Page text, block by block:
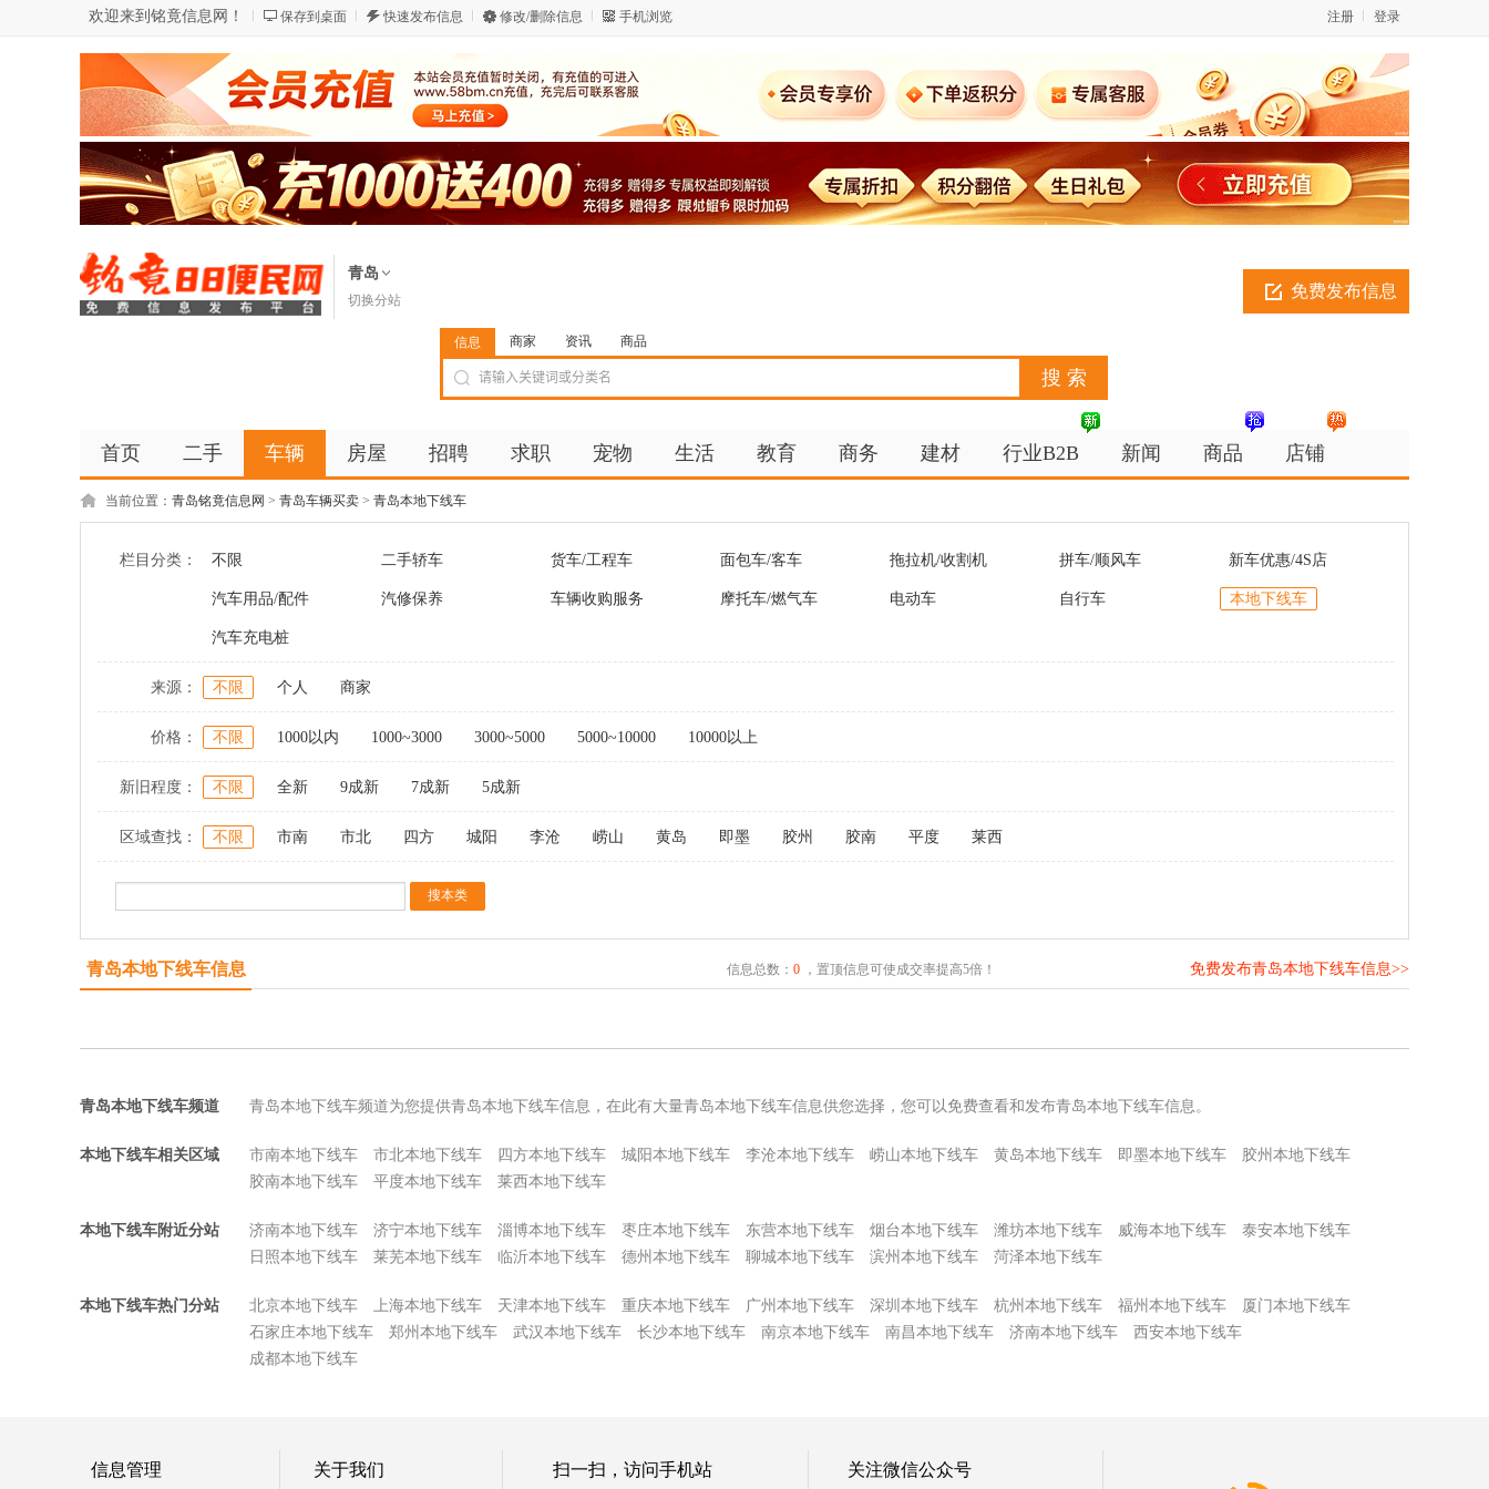
欢迎来到铭竟信息网！ 保存到桌面 快速发布信息 修改/删除信息 手机浏览 登录
注册
青岛
切换分站 免费发布信息
信息 商家 资讯 商品
首页 二手 车辆 房屋 招聘 求职 宠物 生活 教育 商务 建材 行业B2B 新闻 商品 店铺
当前位置： 青岛铭竟信息网 > 青岛车辆买卖 > 青岛本地下线车
栏目分类： 不限 二手轿车 货车/工程车 面包车/客车 拖拉机/收割机 拼车/顺风车 新车优惠/4S店
汽车用品/配件 汽修保养 车辆收购服务 摩托车/燃气车 电动车 自行车 本地下线车
汽车充电桩
来源： 不限 个人 商家
价格： 不限 1000以内 1000~3000 3000~5000 5000~10000 10000以上
新旧程度： 不限 全新 9成新 7成新 5成新
区域查找： 不限 市南 市北 四方 城阳 李沧 崂山 黄岛 即墨 胶州 胶南 平度 莱西
青岛本地下线车信息 信息总数： 0，置顶信息可使成交率提高5倍！ 免费发布青岛本地下线车信息>>
青岛本地下线车频道 青岛本地下线车频道为您提供青岛本地下线车信息，在此有大量青岛本地下线车信息供您选择，您可以免费查看和发布青岛本地下线车信息。
本地下线车相关区域 市南本地下线车 市北本地下线车 四方本地下线车 城阳本地下线车 李沧本地下线车 崂山本地下线车 黄岛本地下线车 即墨本地下线车
胶州本地下线车
胶南本地下线车
平度本地下线车 莱西本地下线车
本地下线车附近分站 济南本地下线车 济宁本地下线车 淄博本地下线车 枣庄本地下线车 东营本地下线车 烟台本地下线车 潍坊本地下线车 威海本地下线车
泰安本地下线车
日照本地下线车
莱芜本地下线车 临沂本地下线车 德州本地下线车 聊城本地下线车 滨州本地下线车 菏泽本地下线车
本地下线车热门分站 北京本地下线车 上海本地下线车 天津本地下线车 重庆本地下线车 广州本地下线车 深圳本地下线车 杭州本地下线车 福州本地下线车
厦门本地下线车
石家庄本地下线车
郑州本地下线车 武汉本地下线车 长沙本地下线车 南京本地下线车 南昌本地下线车 济南本地下线车
西安本地下线车
成都本地下线车
信息管理 关于我们 扫一扫，访问手机站 关注微信公众号